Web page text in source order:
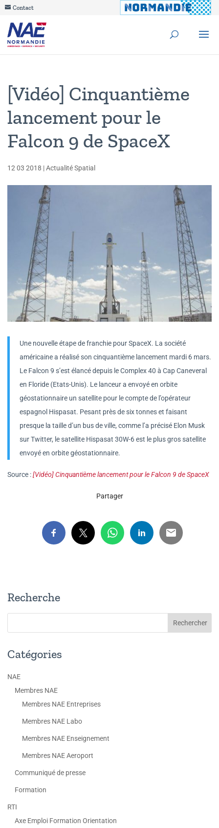
Contact
[Vidéo] Cinquantième
lancement pour le
Falcon 9 de SpaceX
12 03 2018 |Actualité Spatial
Une nouvelle étape de franchie pour SpaceX. La société
américaine a réalisé son cinquantième lancement mardi 6 mars.
Le Falcon 9 s’est élancé depuis le Complex 40 à Cap Caneveral
en Floride (Etats-Unis). Le lanceur a envoyé en orbite
géostationnaire un satellite pour le compte de l’opérateur
espagnol Hispasat. Pesant près de six tonnes et faisant
presque la taille d’un bus de ville, comme l’a précisé Elon Musk
sur Twitter, le satellite Hispasat 30W-6 est le plus gros satellite
envoyé en orbite géostationnaire.
Source :[Vidéo] Cinquantième lancement pour le Falcon 9 de SpaceX
Partager
Recherche
Catégories
NAE
Membres NAE
Membres NAE Entreprises
Membres NAE Labo
Membres NAE Enseignement
Membres NAE Aeroport
Communiqué de presse
Formation
RTI
Axe Emploi Formation Orientation